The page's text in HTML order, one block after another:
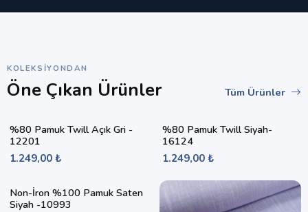
KOLEKSIYONDAN
Öne Çıkan Ürünler Tüm Ürünler
%80 Pamuk Twill Açık Gri -
12201
1.249,00 ₺
%80 Pamuk Twill Siyah-
16124
1.249,00 ₺
Non-İron %100 Pamuk Saten
Siyah -10993